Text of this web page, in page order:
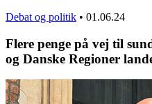
Debat og politik • 01.06.24
Flere penge på vej til
og Danske Regioner